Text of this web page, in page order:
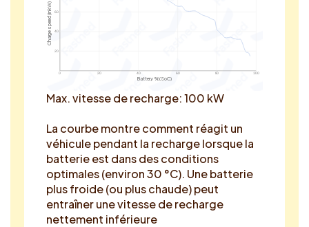
0 20 40 60 80 100
20
40
60
Battery % (SoC)
Charge speed (in kW)
Max. vitesse de recharge: 100 kW
La courbe montre comment réagit un
véhicule pendant la recharge lorsque la
batterie est dans des conditions
optimales (environ 30 °C). Une batterie
plus froide (ou plus chaude) peut
entraîner une vitesse de recharge
nettement inférieure